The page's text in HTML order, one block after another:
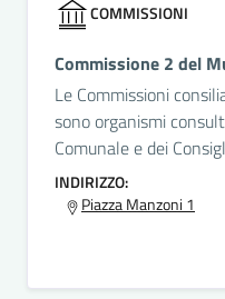
COMMISSIONI
Commissione 2 del
Le Commissioni
sono organismi
Comunale e dei
INDIRIZZO:
Piazza Manzoni 1